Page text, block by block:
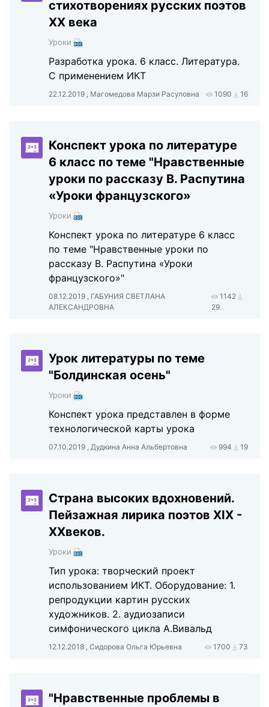
стихотворениях русских поэтов
ХХ века
Уроки
Разработка урока. 6 класс. Литература.
С применением ИКТ
22.12.2019 , Магомедова Марзи Расуловна 1090 16
Конспект урока по литературе
6 класс по теме "Нравственные
уроки по рассказу В. Распутина
«Уроки французского»
Уроки
Конспект урока по литературе 6 класс
по теме "Нравственные уроки по
рассказу В. Распутина «Уроки
французского»"
08.12.2019 , ГАБУНИЯ СВЕТЛАНА
АЛЕКСАНДРОВНА
1142
29
Урок литературы по теме
"Болдинская осень"
Уроки
Конспект урока представлен в форме
технологической карты урока
07.10.2019 , Дудкина Анна Альбертовна 994 19
Страна высоких вдохновений.
Пейзажная лирика поэтов XIX -
XXвеков.
Уроки
Тип урока: творческий проект
использованием ИКТ. Оборудование: 1.
репродукции картин русских
художников. 2. аудиозаписи
симфонического цикла А.Вивальд
12.12.2018 , Сидорова Ольга Юрьевна 1700 73
"Нравственные проблемы в